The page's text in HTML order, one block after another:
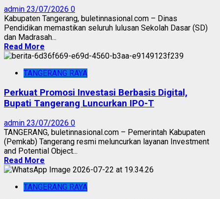
admin 23/07/2026 0
Kabupaten Tangerang, buletinnasional.com – Dinas
Pendidikan memastikan seluruh lulusan Sekolah Dasar (SD)
dan Madrasah...
Read More
TANGERANG RAYA
Perkuat Promosi Investasi Berbasis Digital,
Bupati Tangerang Luncurkan IPO-T
admin 23/07/2026 0
TANGERANG, buletinnasional.com – Pemerintah Kabupaten
(Pemkab) Tangerang resmi meluncurkan layanan Investment
and Potential Object...
Read More
TANGERANG RAYA